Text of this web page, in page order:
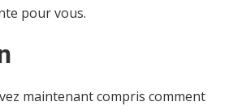
pour vous.
maintenant compris comment